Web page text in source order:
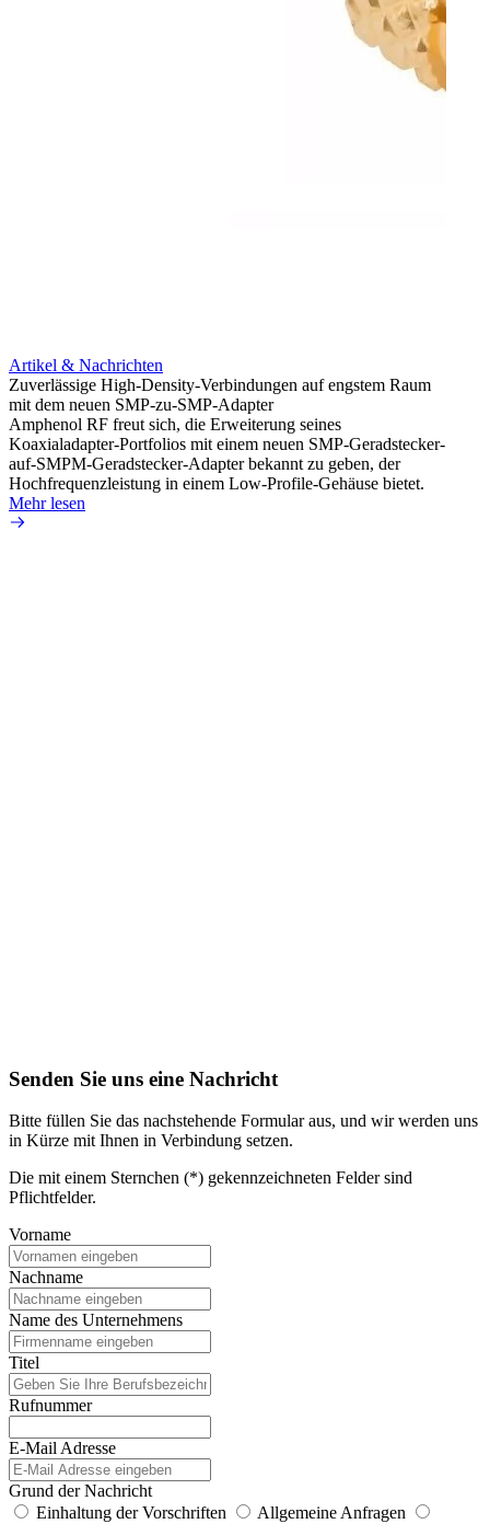
Artikel & Nachrichten
Zuverlässige High-Density-Verbindungen auf engstem Raum
mit dem neuen SMP-zu-SMP-Adapter
Amphenol RF freut sich, die Erweiterung seines
Koaxialadapter-Portfolios mit einem neuen SMP-Geradstecker-
auf-SMPM-Geradstecker-Adapter bekannt zu geben, der
Hochfrequenzleistung in einem Low-Profile-Gehäuse bietet.
Mehr lesen
Senden Sie uns eine Nachricht
Bitte füllen Sie das nachstehende Formular aus, und wir werden uns
in Kürze mit Ihnen in Verbindung setzen.
Die mit einem Sternchen (*) gekennzeichneten Felder sind
Pflichtfelder.
Vorname
Nachname
Name des Unternehmens
Titel
Rufnummer
E-Mail Adresse
Grund der Nachricht
Einhaltung der Vorschriften
Allgemeine Anfragen